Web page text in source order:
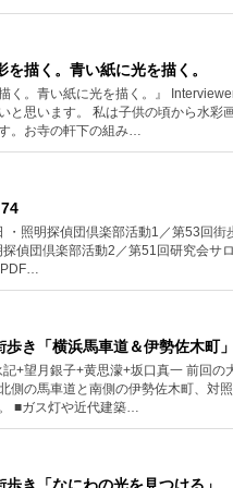
描く。青い紙に光を描く。
く。青い紙に光を描く。』
と思います。 私は子供の頃から水彩
。お寺の軒下の組み…
・照明探偵団倶楽部活動1／第53回街
偵団倶楽部活動2／第51回研究会サ
き「横浜馬車道＆伊勢佐木町」
月銀子+黄思濛+坂口真一 前回の
側の馬車道と南側の伊勢佐木町、対
■ガス灯や近代建築…